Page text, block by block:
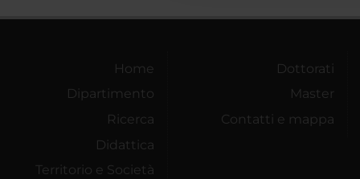
Home
Dipartimento
Ricerca
Didattica
Territorio e Società
Dottorati
Master
Contatti e mappa